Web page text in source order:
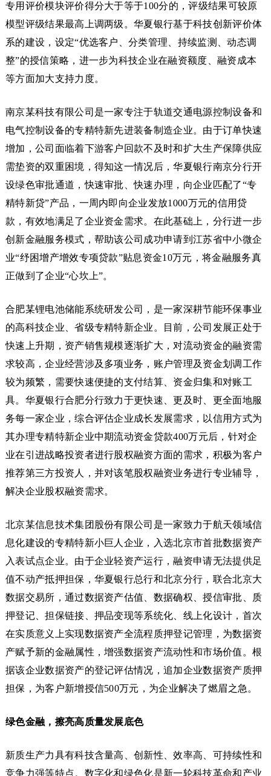
专用评价模块评价得分大于等于100分的，评级结果可较原
模型评级结果最高上调两级。华夏银行基于科技创新评价体
系的建设，设定“优选客户、分类管理、持续监测、动态调
整”的授信策略，进一步为科技企业在融资额度、融资成本
等方面加大支持力度。
南京某科技有限公司是一家专注于轨道交通电源控制设备和
电气控制设备的专精特新先进装备制造企业。由于订单快速
增加，公司面临着下游客户回款不及时和扩大生产保障供应
需垫资的双重困境，得知这一情况后，华夏银行南京分行开
设绿色审批通道，快速审批、快速办理，向企业匹配了“专
精特新贷”产品，一周内即向企业发放1000万元的信用贷
款，有效地满足了企业资金需求。在此基础上，分行进一步
创新金融服务模式，帮助该公司成功申请到江苏省中小微企
业“纾困增产增效专项贷款”贴息资金10万元，将金融服务真
正做到了企业“心坎上”。
合肥某锂电池储能系统研发公司，是一家深耕节能环保事业
的高科技企业、省级专精特新企业。目前，公司发展正处于
快速上升期，资产销售规模逐渐扩大，对流动资金的融资需
求较高，企业经营涉及多项业务，账户管理及资金划调工作
较为频繁，需要快速便捷的支付结算、资金归集和对账工
具。华夏银行合肥分行致力于更快速、更及时、更全面地服
务每一家企业，综合评估企业成长发展需求，以信用方式为
其办理专精特新企业中期流动资金贷款400万元后，针对企
业在引进战略投资者进行股权融资方面的需求，积极为客户
推荐第三方投资人，并对该笔股权融资业务进行专业辅导，
解决企业股权融资需求。
北京某信息技术集团股份有限公司是一家致力于航天领域信
息化建设的专精特新小巨人企业，入选北京市首批数据资产
入表试点企业。由于企业轻资产运行，融资申请无法提供足
值不动产抵押担保，华夏银行总行和北京分行，联合北京大
数据交易所，通过数据资产估值、数据确权、授信审批、质
押登记、担保链接、押品变现等系统化、线上化设计，首次
在实质意义上实现数据资产全流程质押登记管理，为数据资
产赋予新的金融属性，增强数据资产流动性和市场价值。根
据该企业数据资产的登记评估情况，追加企业数据资产质押
担保，为客户新增授信500万元，为企业解决了燃眉之急。
绿色金融，擦亮高质量发展底色
新质生产力具有科技含量高、创新性、效率高、可持续性和
竞争力强等特点。数字化和绿色化是新一轮科技革命和产业